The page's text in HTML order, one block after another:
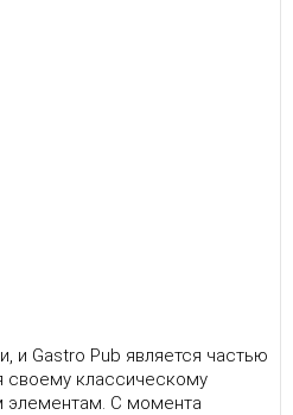
и Gastro Pub является частью
своему классическому
элементам. С момента